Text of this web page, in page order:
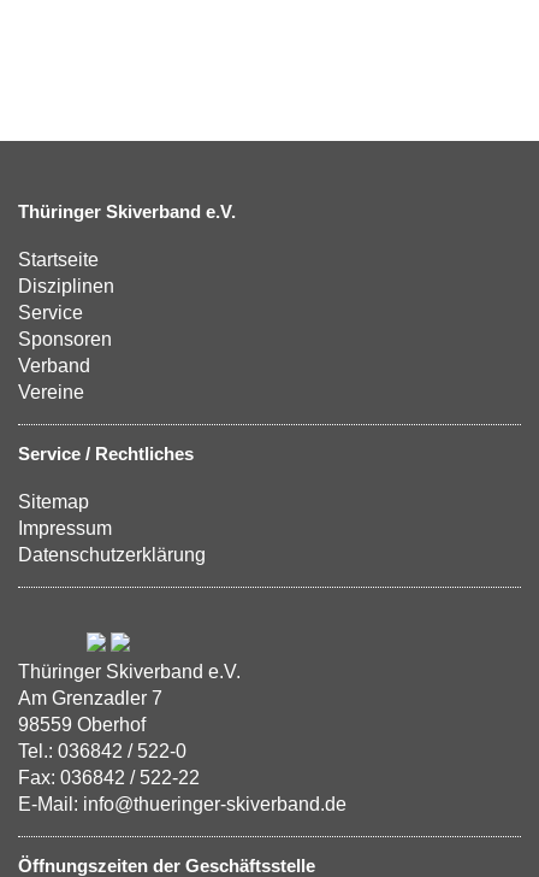
Thüringer Skiverband e.V.
Startseite
Disziplinen
Service
Sponsoren
Verband
Vereine
Service / Rechtliches
Sitemap
Impressum
Datenschutzerklärung
Thüringer Skiverband e.V.
Am Grenzadler 7
98559 Oberhof
Tel.: 036842 / 522-0
Fax: 036842 / 522-22
E-Mail: info@thueringer-skiverband.de
Öffnungszeiten der Geschäftsstelle